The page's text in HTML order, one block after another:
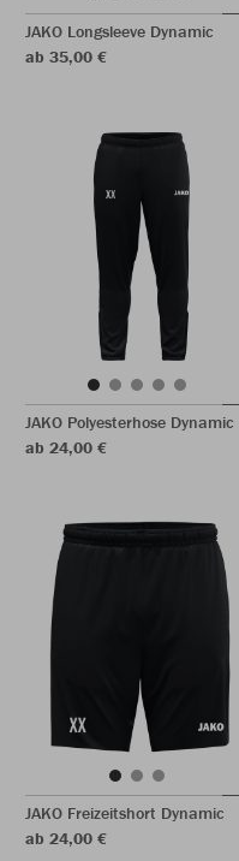
JAKO Longsleeve Dynamic
ab 35,00 €
JAKO Polyesterhose Dynamic
ab 24,00 €
JAKO Freizeitshort Dynamic
ab 24,00 €